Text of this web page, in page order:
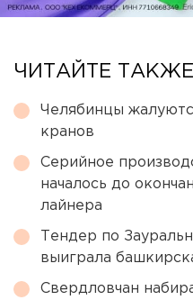
ЧИТАЙТЕ
Челябинцы
кранов
Серийное
началось до
лайнера
Тендер по
выиграла
Свердловчан